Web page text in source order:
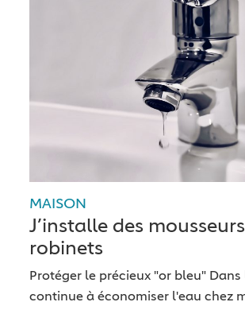
MAISON
J’installe des
robinets
Protéger le précieux "or bleu" Dans
continue à économiser l'eau chez